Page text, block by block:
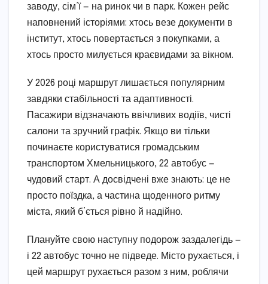
заводу, сім’ї — на ринок чи в парк. Кожен рейс
наповнений історіями: хтось везе документи в
інститут, хтось повертається з покупками, а
хтось просто милується краєвидами за вікном.
У 2026 році маршрут лишається популярним
завдяки стабільності та адаптивності.
Пасажири відзначають ввічливих водіїв, чисті
салони та зручний графік. Якщо ви тільки
починаєте користуватися громадським
транспортом Хмельницького, 22 автобус —
чудовий старт. А досвідчені вже знають: це не
просто поїздка, а частина щоденного ритму
міста, який б’ється рівно й надійно.
Плануйте свою наступну подорож заздалегідь —
і 22 автобус точно не підведе. Місто рухається, і
цей маршрут рухається разом з ним, роблячи